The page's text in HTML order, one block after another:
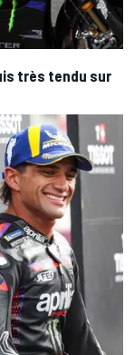
très tendu sur